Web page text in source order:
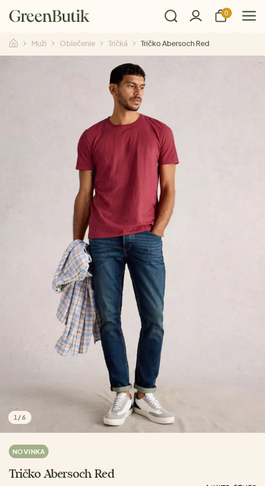
0
Muži Oblečenie Tričká Tričko Abersoch Red
1 /6
NOVINKA
Tričko Abersoch Red